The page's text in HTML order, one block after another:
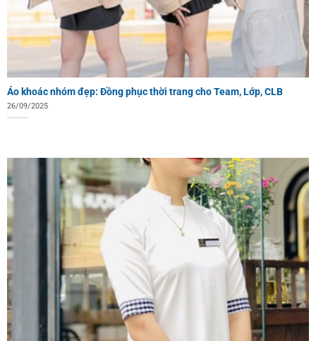
Áo khoác nhóm đẹp: Đồng phục thời trang cho Team, Lớp, CLB
26/09/2025